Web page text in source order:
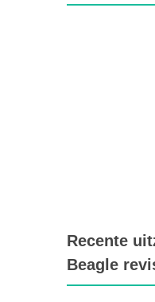
Recente
Beagle